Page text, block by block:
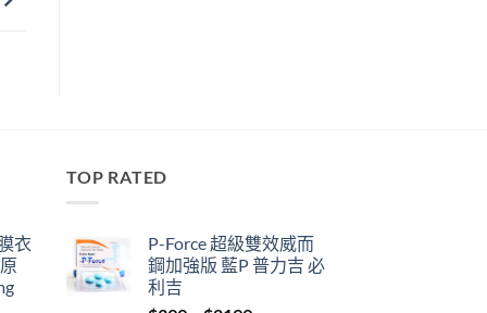
衣
TOP RATED
P-Force 超級雙效威而
鋼加強版 藍P 普力吉 必
利吉